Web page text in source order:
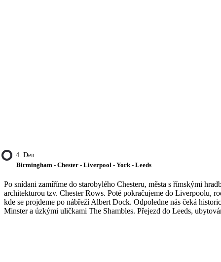
4. Den
Birmingham - Chester - Liverpool - York - Leeds
Po snídani zamíříme do starobylého Chesteru, města s římskými
architekturou tzv. Chester Rows. Poté pokračujeme do Liverpoolu,
kde se projdeme po nábřeží Albert Dock. Odpoledne nás čeká
Minster a úzkými uličkami The Shambles. Přejezd do Leeds,